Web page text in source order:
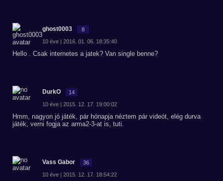
ghost0003 8
10 éve | 2016. 01. 06. 18:35:40
Hello . Csak internetes a jatek? Van single benne?
DurkO 14
10 éve | 2015. 12. 17. 19:00:02
Hmm, nagyon jó játék, pár hónapja néztem pár videót, elég durva
játék, verni fogja az arma2-3-at is, tuti.
Vass Gabor 36
10 éve | 2015. 12. 17. 18:54:22